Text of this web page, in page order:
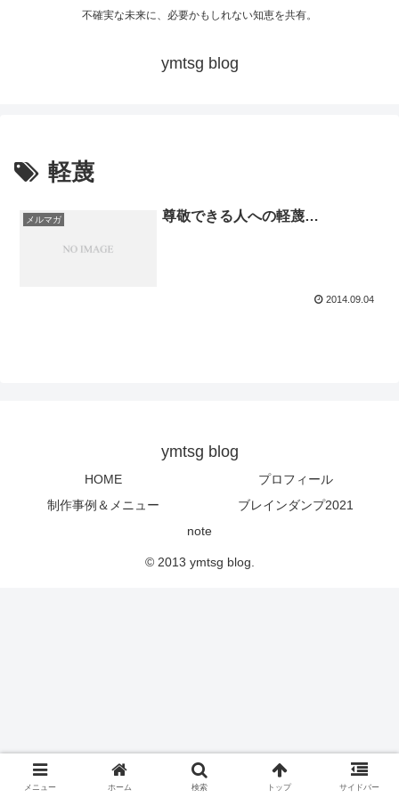
不確実な未来に、必要かもしれない知恵を共有。
ymtsg blog
軽蔑
メルマガ 尊敬できる人への軽蔑…
2014.09.04
ymtsg blog
HOME
プロフィール
制作事例＆メニュー
ブレインダンプ2021
note
© 2013 ymtsg blog.
メニュー ホーム 検索 トップ サイドバー